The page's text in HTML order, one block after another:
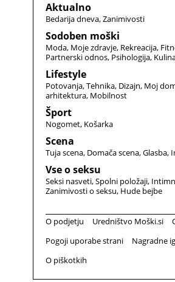
Aktualno
Bedarija dneva Zanimivosti
Sodoben moški
Moda Moje zdravje Rekreacija
Partnerski odnos Psihologija
Lifestyle
Potovanja Tehnika Dizajn Moj
arhitektura Mobilnost
Šport
Nogomet Košarka
Scena
Tuja scena Domača scena Glasba
Vse o seksu
Seksi nasveti Spolni položaji
Zanimivosti o seksu Hude bejbe
O podjetju Uredništvo Moški.si
Pogoji uporabe strani
Nagradne
O piškotkih